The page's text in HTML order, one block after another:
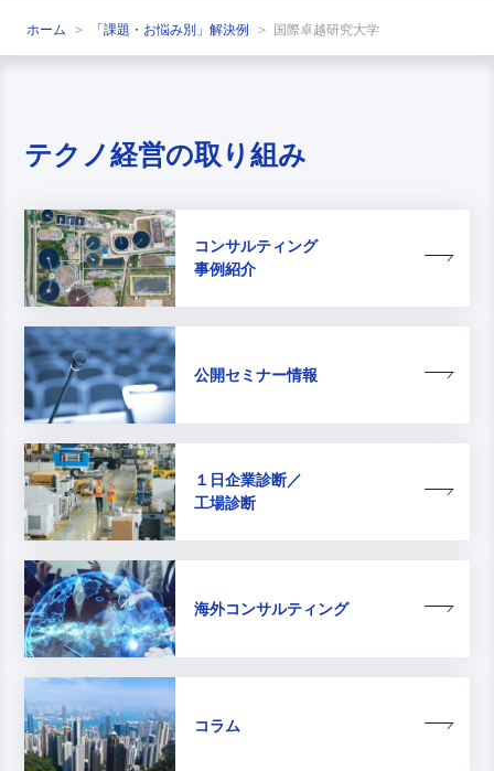
ホーム 「課題・お悩み別」解決例 国際卓越研究大学
テクノ経営の取り組み
コンサルティング
事例紹介
公開セミナー情報
１日企業診断／
工場診断
海外コンサルティング
コラム